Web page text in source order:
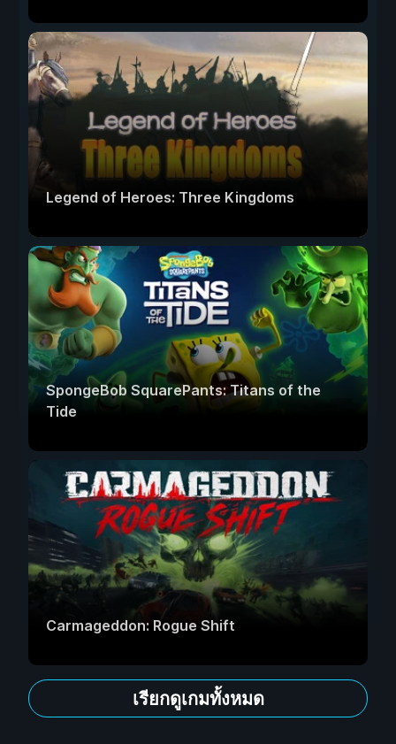
Legend of Heroes: Three Kingdoms
SpongeBob SquarePants: Titans of the
Tide
Carmageddon: Rogue Shift
เรียกดูเกมทั้งหมด